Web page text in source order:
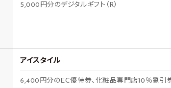
5,000円分のデジタルギフト（R）
アイスタイル
6,400円分のEC優待券、化粧品専門店10％割引